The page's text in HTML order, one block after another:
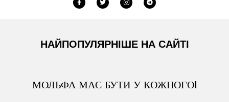
НАЙПОПУЛЯРНІШЕ НА САЙТІ
МОЛЬФА МАЄ БУТИ У КОЖНОГО!